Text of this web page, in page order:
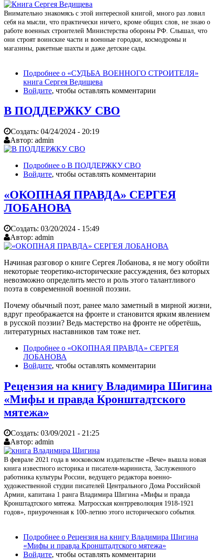
Внимательно знакомясь с этой интересной книгой, много раз ловил
себя на мысли, что практически ничего, кроме общих слов, не знаю о
работе военных строителей Министерства обороны РФ. Слышал, что
они строят воинские части и военные городки, космодромы и
магазины, ракетные шахты и даже детские сады.
Подробнее о «СУДЬБА ВОЕННОГО СТРОИТЕЛЯ»
книга Сергея Ведищева
Войдите, чтобы оставлять комментарии
В ПОДДЕРЖКУ СВО
Создать: 04/24/2024 - 20:19
Автор: admin
Подробнее о В ПОДДЕРЖКУ СВО
Войдите, чтобы оставлять комментарии
«ОКОПНАЯ ПРАВДА» СЕРГЕЯ
ЛОБАНОВА
Создать: 03/20/2024 - 15:49
Автор: admin
Начиная разговор о книге Сергея Лобанова, я не могу обойти
некоторые теоретико-исторические рассуждения, без которых
невозможно определить место и роль этого талантливого
поэта в современной военной поэзии.
Почему обычный поэт, ранее мало заметный в мирной жизни,
вдруг преображается на фронте и становится ярким явлением
в русской поэзии? Ведь мастерство на фронте не обретёшь,
литературных наставников там тоже нет.
Подробнее о «ОКОПНАЯ ПРАВДА» СЕРГЕЯ
ЛОБАНОВА
Войдите, чтобы оставлять комментарии
Рецензия на книгу Владимира Шигина
«Мифы и правда Кронштадтского
мятежа»
Создать: 03/09/2021 - 21:25
Автор: admin
В феврале 2021 года в московском издательстве «Вече» вышла новая
книга известного историка и писателя-мариниста, Заслуженного
работника культуры России, ведущего редактора военно-
художественной студии писателей Центрального Дома Российской
Армии, капитана 1 ранга Владимира Шигина «Мифы и правда
Кронштадтского мятежа. Матросская контрреволюция 1918-1921
годов», приуроченная к 100-летию этого исторического события.
Подробнее о Рецензия на книгу Владимира Шигина
«Мифы и правда Кронштадтского мятежа»
Войдите, чтобы оставлять комментарии